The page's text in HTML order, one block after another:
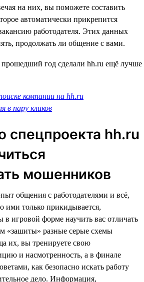
на них, вы поможете составить
автоматически прикрепится
работодателя. Этих данных
продолжать ли общение с вами.
компании на hh.ru
в пару кликов
hh.ru
мошенников
общения с работодателями и всё,
ими только прикидывается,
в игровой форме научить вас отличать
«зашиты» разные серые схемы
их, вы тренируете свою
и насмотренность, а в финале
как безопасно искать работу
дело. Информация,